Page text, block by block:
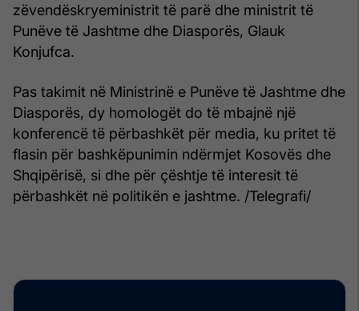
zëvendëskryeministrit të parë dhe ministrit të
Punëve të Jashtme dhe Diasporës, Glauk
Konjufca.
Pas takimit në Ministrinë e Punëve të Jashtme dhe
Diasporës, dy homologët do të mbajnë një
konferencë të përbashkët për media, ku pritet të
flasin për bashkëpunimin ndërmjet Kosovës dhe
Shqipërisë, si dhe për çështje të interesit të
përbashkët në politikën e jashtme. /Telegrafi/